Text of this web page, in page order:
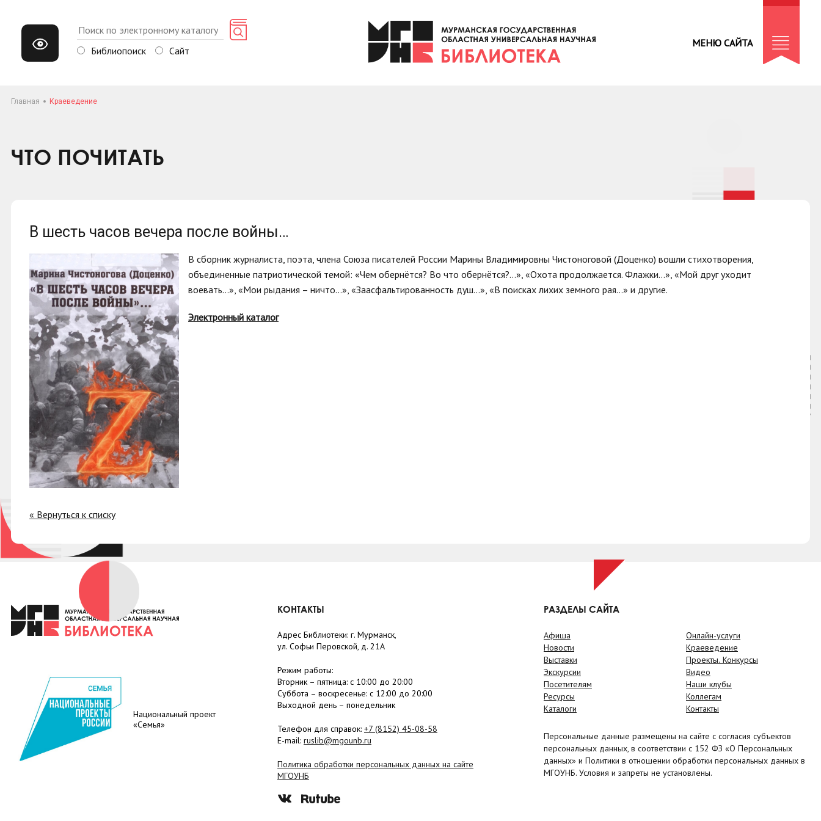
Библиопоиск Сайт
МЕНЮ САЙТА
Главная Краеведение
ЧТО ПОЧИТАТЬ
В шесть часов вечера после войны…
В сборник журналиста, поэта, члена Союза писателей России Марины Владимировны Чистоноговой (Доценко) вошли стихотворения,
объединенные патриотической темой: «Чем обернётся? Во что обернётся?…», «Охота продолжается. Флажки…», «Мой друг уходит
воевать…», «Мои рыдания – ничто…», «Заасфальтированность душ…», «В поисках лихих земного рая…» и другие.
Электронный каталог
« Вернуться к списку
Национальный проект
«Семья»
КОНТАКТЫ
Адрес Библиотеки: г. Мурманск,
ул. Софьи Перовской, д. 21А
Режим работы:
Вторник – пятница: с 10:00 до 20:00
Суббота – воскресенье: c 12:00 до 20:00
Выходной день – понедельник
Телефон для справок: +7 (8152) 45-08-58
E-mail: ruslib@mgounb.ru
Политика обработки персональных данных на сайте
МГОУНБ
РАЗДЕЛЫ САЙТА
Афиша
Новости
Выставки
Экскурсии
Посетителям
Ресурсы
Каталоги
Онлайн-услуги
Краеведение
Проекты. Конкурсы
Видео
Наши клубы
Коллегам
Контакты
Персональные данные размещены на сайте с согласия субъектов
персональных данных, в соответствии с 152 ФЗ «О Персональных
данных» и Политики в отношении обработки персональных данных в
МГОУНБ. Условия и запреты не установлены.